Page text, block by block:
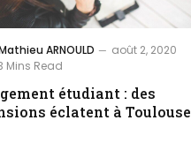
ARNOULD
août 2, 2020
Mins Read
étudiant : des
éclatent à Toulouse